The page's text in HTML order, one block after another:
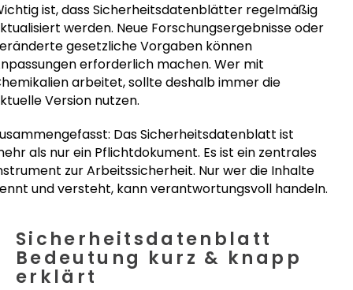
ist, dass Sicherheitsdatenblätter regelmäßig
werden. Neue Forschungsergebnisse oder
gesetzliche Vorgaben können
erforderlich machen. Wer mit
arbeitet, sollte deshalb immer die
Version nutzen.
Das Sicherheitsdatenblatt ist
als nur ein Pflichtdokument. Es ist ein zentrales
zur Arbeitssicherheit. Nur wer die Inhalte
und versteht, kann verantwortungsvoll handeln.
Sicherheitsdatenblatt
Bedeutung kurz & knapp
erklärt